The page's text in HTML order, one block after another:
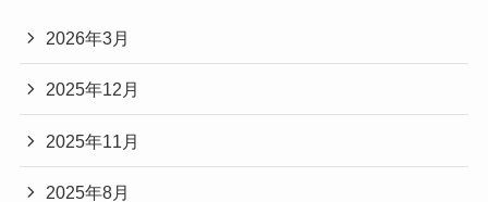
2026年3月
2025年12月
2025年11月
2025年8月